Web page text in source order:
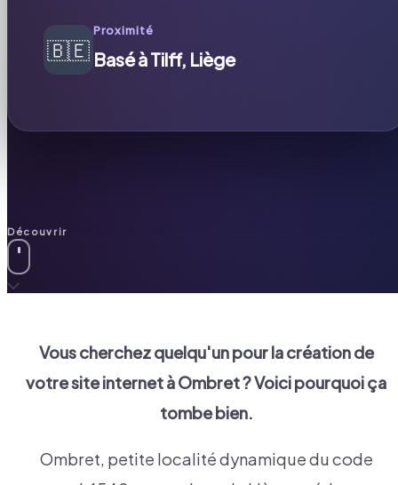
🇧🇪
Proximité
Basé à Tilff, Liège
Découvrir
Vous cherchez quelqu'un pour la création de
votre site internet àOmbret? Voici pourquoi ça
tombe bien.
Ombret, petite localité dynamique du code